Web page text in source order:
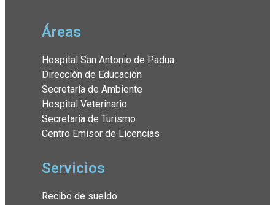
Áreas
Hospital San Antonio de Padua
Dirección de Educación
Secretaría de Ambiente
Hospital Veterinario
Secretaría de Turismo
Centro Emisor de Licencias
Servicios
Recibo de sueldo